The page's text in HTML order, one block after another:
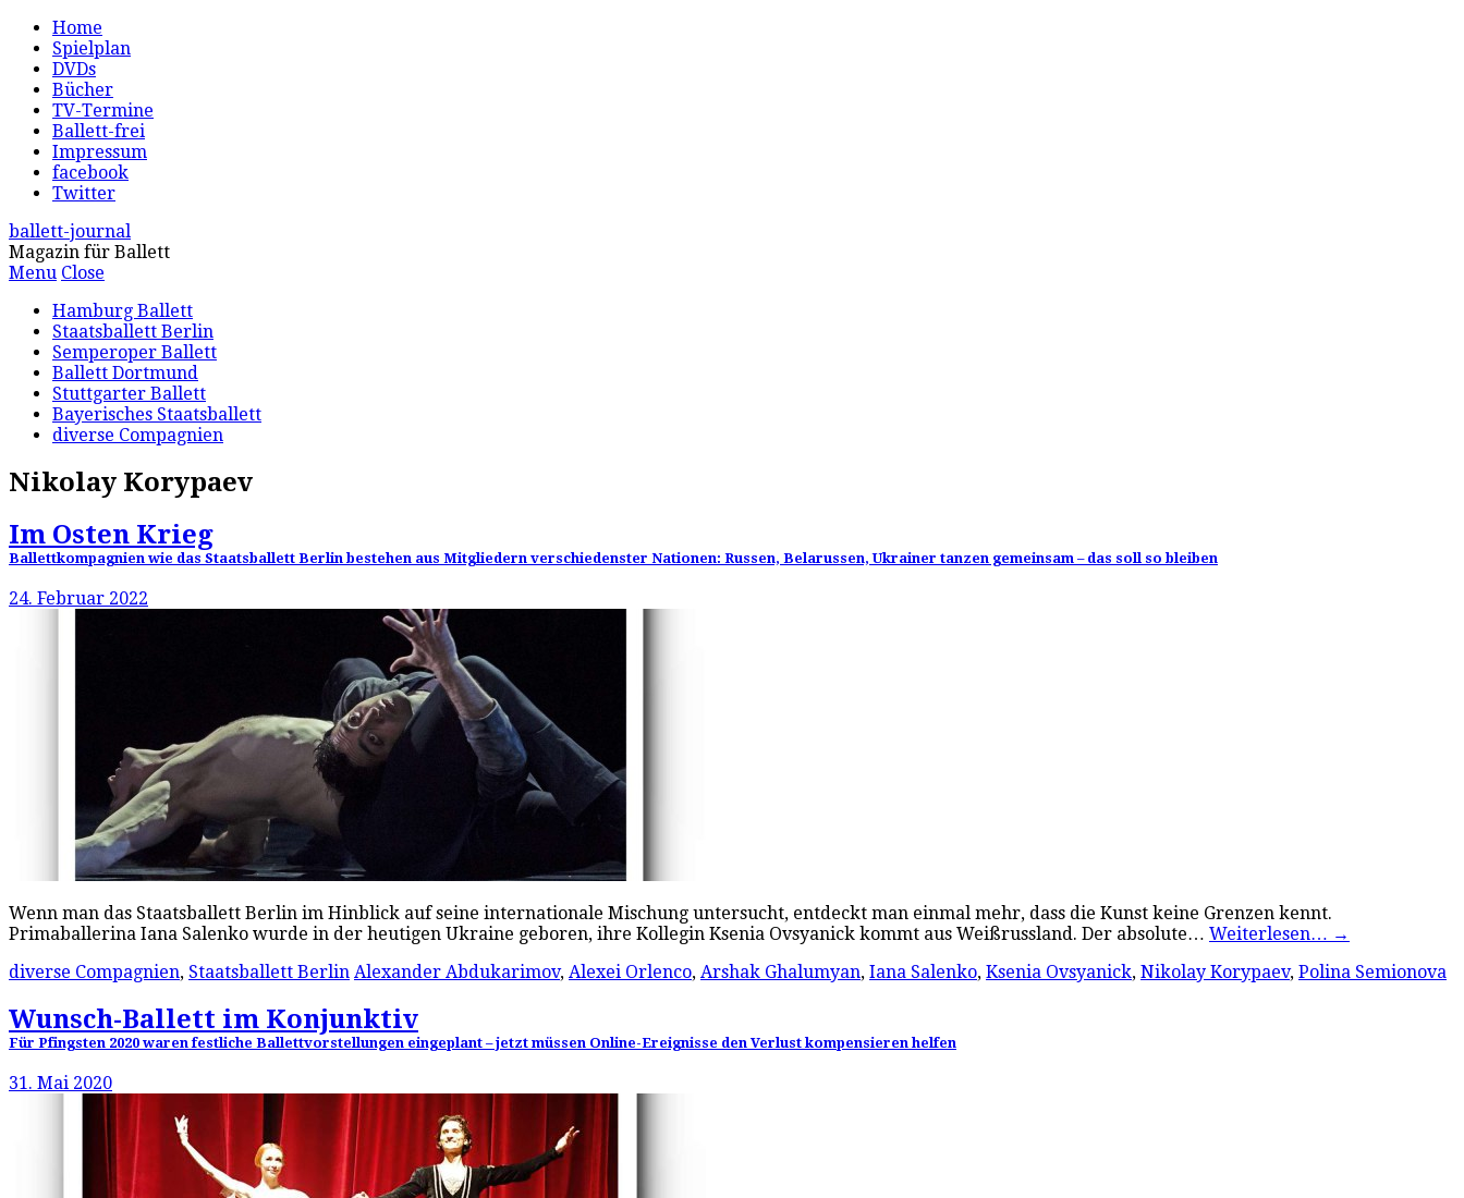
Home
Spielplan
DVDs
Bücher
TV-Termine
Ballett-frei
Impressum
facebook
Twitter
ballett-journal
Magazin für Ballett
Menu Close
Hamburg Ballett
Staatsballett Berlin
Semperoper Ballett
Ballett Dortmund
Stuttgarter Ballett
Bayerisches Staatsballett
diverse Compagnien
Nikolay Korypaev
Im Osten Krieg
Ballettkompagnien wie das Staatsballett Berlin bestehen aus Mitgliedern verschiedenster Nationen: Russen, Belarussen, Ukrainer tanzen gemeinsam – das soll so bleiben
24. Februar 2022
Wenn man das Staatsballett Berlin im Hinblick auf seine internationale Mischung untersucht, entdeckt man einmal mehr, dass die Kunst keine Grenzen kennt.
Primaballerina Iana Salenko wurde in der heutigen Ukraine geboren, ihre Kollegin Ksenia Ovsyanick kommt aus Weißrussland. Der absolute… Weiterlesen… →
diverse Compagnien, Staatsballett Berlin Alexander Abdukarimov, Alexei Orlenco, Arshak Ghalumyan, Iana Salenko, Ksenia Ovsyanick, Nikolay Korypaev, Polina Semionova
Wunsch-Ballett im Konjunktiv
Für Pfingsten 2020 waren festliche Ballettvorstellungen eingeplant – jetzt müssen Online-Ereignisse den Verlust kompensieren helfen
31. Mai 2020